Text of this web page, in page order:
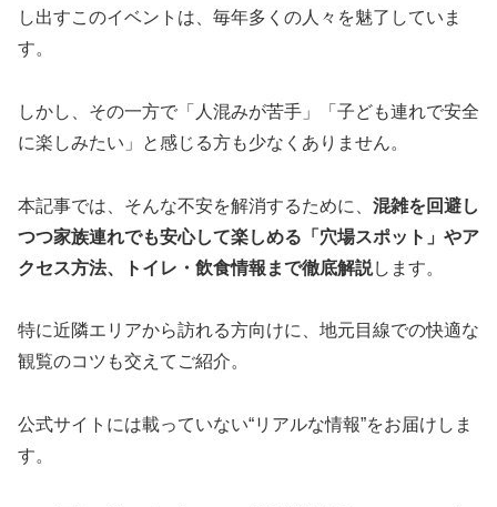
し出すこのイベントは、毎年多くの人々を魅了していま
す。
しかし、その一方で「人混みが苦手」「子ども連れで安全
に楽しみたい」と感じる方も少なくありません。
本記事では、そんな不安を解消するために、 混雑を回避し
つつ家族連れでも安心して楽しめる「穴場スポット」やア
クセス方法、トイレ・飲食情報まで徹底解説します。
特に近隣エリアから訪れる方向けに、地元目線での快適な
観覧のコツも交えてご紹介。
公式サイトには載っていない“リアルな情報”をお届けしま
す。